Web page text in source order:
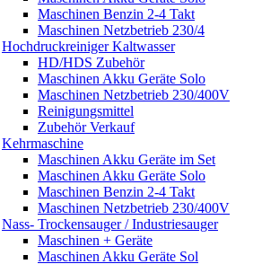
Maschinen Benzin 2-4 Takt
Maschinen Netzbetrieb 230/4
Hochdruckreiniger Kaltwasser
HD/HDS Zubehör
Maschinen Akku Geräte Solo
Maschinen Netzbetrieb 230/400V
Reinigungsmittel
Zubehör Verkauf
Kehrmaschine
Maschinen Akku Geräte im Set
Maschinen Akku Geräte Solo
Maschinen Benzin 2-4 Takt
Maschinen Netzbetrieb 230/400V
Nass- Trockensauger / Industriesauger
Maschinen + Geräte
Maschinen Akku Geräte Sol